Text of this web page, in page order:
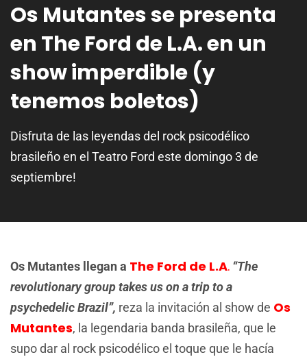
Os Mutantes se presenta
en The Ford de L.A. en un
show imperdible (y
tenemos boletos)
Disfruta de las leyendas del rock psicodélico
brasileño en el Teatro Ford este domingo 3 de
septiembre!
Os Mutantes llegan a The Ford de L.A. “The
revolutionary group takes us on a trip to a
psychedelic Brazil”, reza la invitación al show de Os
Mutantes, la legendaria banda brasileña, que le
supo dar al rock psicodélico el toque que le hacía